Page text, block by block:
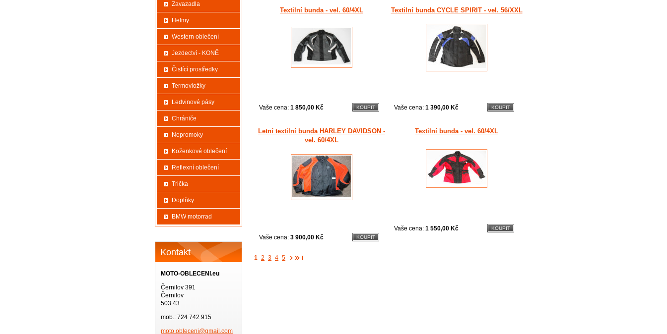
Textilní bunda - vel. 60/4XL
Vaše cena: 1 850,00 Kč
Textilní bunda CYCLE SPIRIT - vel. 56/XXL
Vaše cena: 1 390,00 Kč
Letní textilní bunda HARLEY DAVIDSON -
vel. 60/4XL
Vaše cena: 3 900,00 Kč
Textilní bunda - vel. 60/4XL
Vaše cena: 1 550,00 Kč
1 2 3 4 5
Zavazadla
Helmy
Western oblečení
Jezdectví - KONĚ
Čistící prostředky
Termovložky
Ledvinové pásy
Chrániče
Nepromoky
Koženkové oblečení
Reflexní oblečení
Trička
Doplňky
BMW motorrad
Kontakt
MOTO-OBLECENI.eu
Černilov 391
Černilov
503 43
mob.: 724 742 915
moto.obl eceni@gmail.com